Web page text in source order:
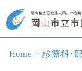
Home 診療科･